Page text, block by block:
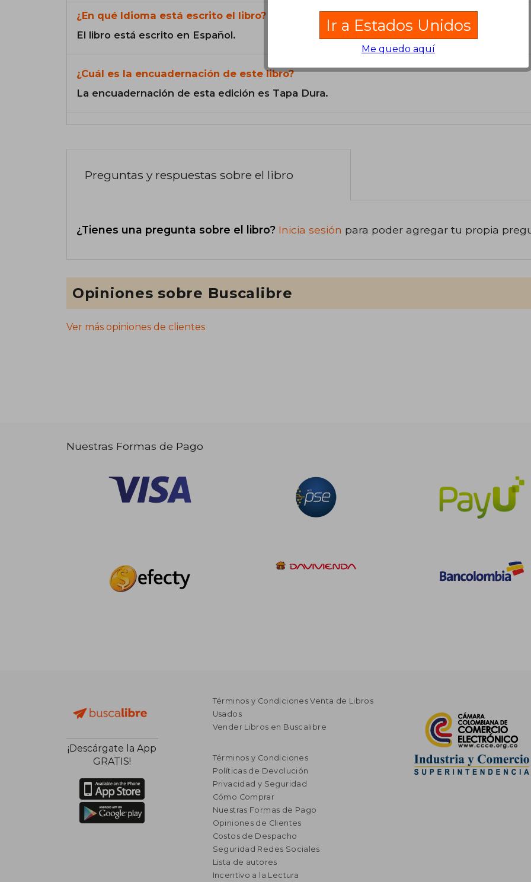
¿En qué Idioma está escrito el libro?
El libro está escrito en Español.
¿Cuál es la encuadernación de este libro?
La encuadernación de esta edición es Tapa Dura.
Preguntas y respuestas sobre el libro
¿Tienes una pregunta sobre el libro? Inicia sesión para poder agregar tu propia
Opiniones sobre Buscalibre
Ver más opiniones de clientes
Nuestras Formas de Pago
¡Descárgate la App
GRATIS!
Términos y Condiciones Venta de Libros
Usados
Vender Libros en Buscalibre
Términos y Condiciones
Políticas de Devolución
Privacidad y Seguridad
Cómo Comprar
Nuestras Formas de Pago
Opiniones de Clientes
Costos de Despacho
Seguridad Redes Sociales
Lista de autores
Incentivo a la Lectura
Ir a Estados Unidos
Me quedo aquí